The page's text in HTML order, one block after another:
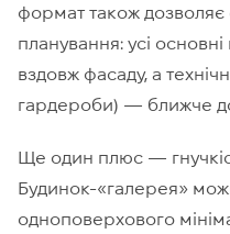
формат також дозволяє
планування: усі
вздовж фасаду, а
гардероби) — ближче до
Ще один плюс —
Будинок-«галерея»
одноповерхового